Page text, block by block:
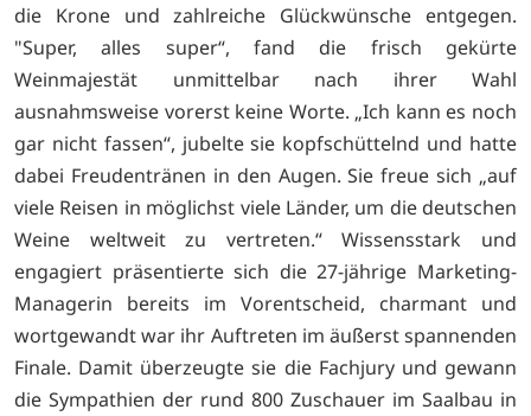
die Krone und zahlreiche Glückwünsche entgegen.
"Super, alles super“, fand die frisch gekürte
Weinmajestät unmittelbar nach ihrer Wahl
ausnahmsweise vorerst keine Worte. „Ich kann es noch
gar nicht fassen“, jubelte sie kopfschüttelnd und hatte
dabei Freudentränen in den Augen. Sie freue sich „auf
viele Reisen in möglichst viele Länder, um die deutschen
Weine weltweit zu vertreten.“ Wissensstark und
engagiert präsentierte sich die 27-jährige Marketing-
Managerin bereits im Vorentscheid, charmant und
wortgewandt war ihr Auftreten im äußerst spannenden
Finale. Damit überzeugte sie die Fachjury und gewann
die Sympathien der rund 800 Zuschauer im Saalbau in